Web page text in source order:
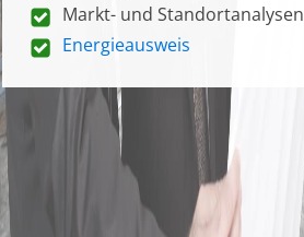
Markt- und Standortanalysen
Energieausweis